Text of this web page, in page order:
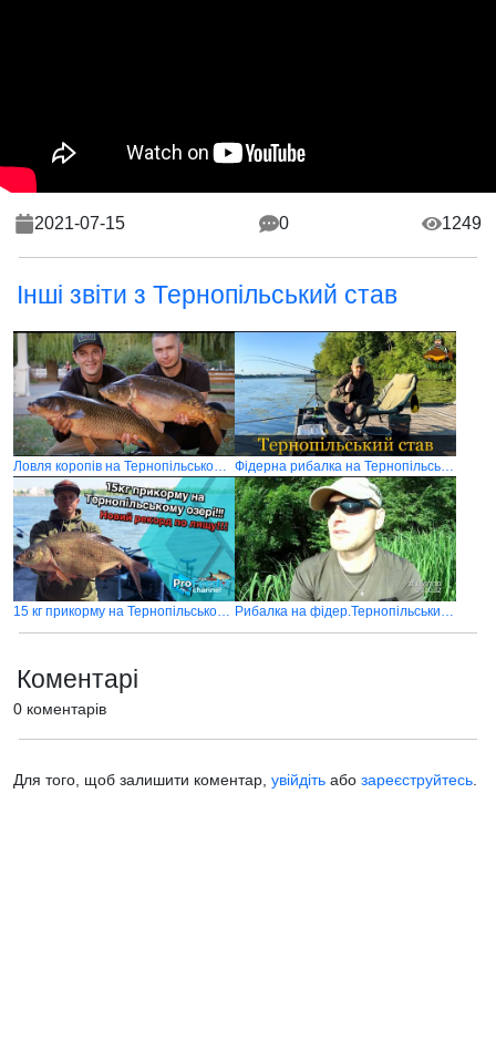
2021-07-15 0 1249
Інші звіти з Тернопільський став
Ловля коропів на Тернопільському ставі Фідерна рибалка на Тернопільському ставу
15 кг прикорму на Тернопільському озері. Новий рекорд по лящу Рибалка на фідер.Тернопільський став
Коментарі
0 коментарів
Для того, щоб залишити коментар, увійдіть або зареєструйтесь